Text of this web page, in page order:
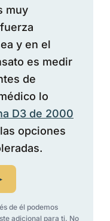
muy
y en el
es medir
de
lo
D3 de 2000
opciones
de él podemos
adicional para ti. No